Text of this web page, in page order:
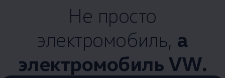
Не просто
электромобиль, а
электромобиль VW.